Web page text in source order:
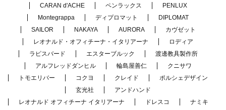
CARAN d'ACHE
ペンラックス
PENLUX
Montegrappa
ディプロマット
DIPLOMAT
SAILOR
NAKAYA AURORA
カヴゼット
レオナルド・オフィチーナ・イタリアーナ
ロディア
ラピスバード
エスターブルック
渡邊教具製作所
アルフレッドダンヒル
輪島屋善仁
クニサワ
トモエリバー
コクヨ クレイド
ポルシェデザイン
玄光社
アンドハンド
レオナルド オフィチーナ イタリアーナ
ドレスコ
ナミキ